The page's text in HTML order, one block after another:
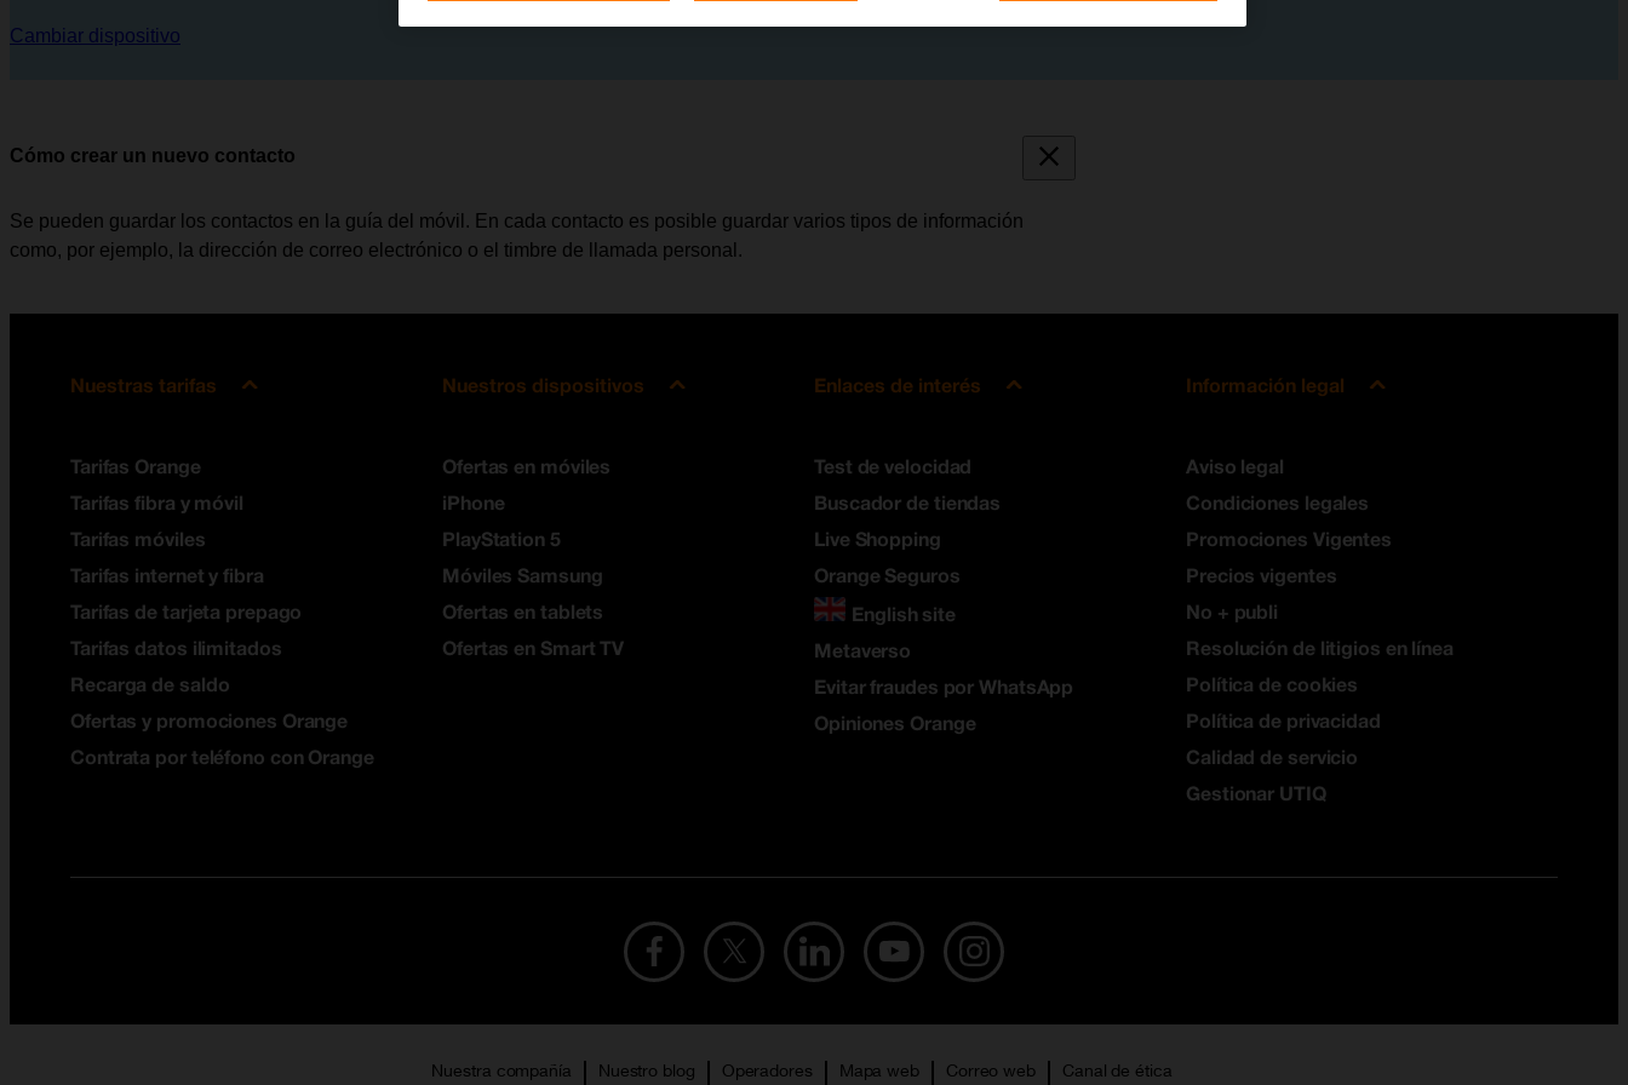
Cambiar dispositivo
Cómo crear un nuevo contacto
Se pueden guardar los contactos en la guía del móvil. En cada contacto es posible guardar varios tipos de información
como, por ejemplo, la dirección de correo electrónico o el timbre de llamada personal.
Nuestras tarifas
Tarifas Orange
Tarifas fibra y móvil
Tarifas móviles
Tarifas internet y fibra
Tarifas de tarjeta prepago
Tarifas datos ilimitados
Recarga de saldo
Ofertas y promociones Orange
Contrata por teléfono con Orange
Nuestros dispositivos
Ofertas en móviles
iPhone
PlayStation 5
Móviles Samsung
Ofertas en tablets
Ofertas en Smart TV
Enlaces de interés
Test de velocidad
Buscador de tiendas
Live Shopping
Orange Seguros
English site
Metaverso
Evitar fraudes por WhatsApp
Opiniones Orange
Información legal
Aviso legal
Condiciones legales
Promociones Vigentes
Precios vigentes
No + publi
Resolución de litigios en línea
Política de cookies
Política de privacidad
Calidad de servicio
Gestionar UTIQ
Nuestra compañía Nuestro blog Operadores Mapa web Correo web Canal de ética